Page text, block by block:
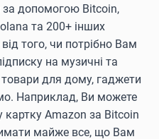
за допомогою Bitcoin,
та 200+ інших
того, чи потрібно Вам
на музичні та
товари для дому, гаджети
Наприклад, Ви можете
картку Amazon за Bitcoin
майже все, що Вам